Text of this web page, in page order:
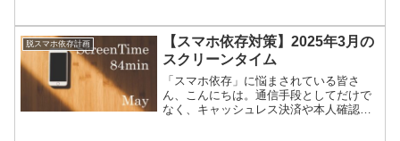
よね。毎日死ぬほど忙しいのにスマホば
かりいじってしまう私たちが...
脱スマホ依存計画
【スマホ依存対策】2025年3月の
スクリーンタイム
「スマホ依存」に悩まされている皆さ
ん、こんにちは。通信手段としてだけで
なく、キャッシュレス決済や本人確認の